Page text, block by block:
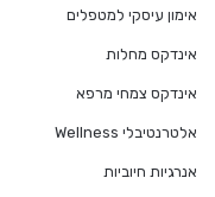
אימון עיסקי למטפלים
אינדקס מחלות
אינדקס צמחי מרפא
אלטרנטיבלי Wellness
אנרגיות חיוביות